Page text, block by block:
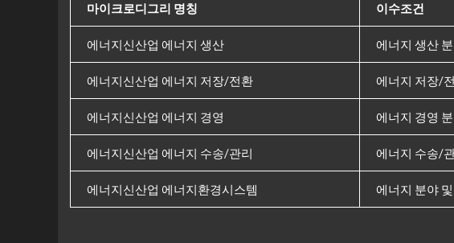
마이크로디그리 명칭 이수조건
에너지신산업 에너지 생산 에너지 생산
에너지신산업 에너지 저장/전환 에너지 저장/
에너지신산업 에너지 경영 에너지 경영
에너지신산업 에너지 수송/관리 에너지 수송/
에너지신산업 에너지환경시스템 에너지 분야